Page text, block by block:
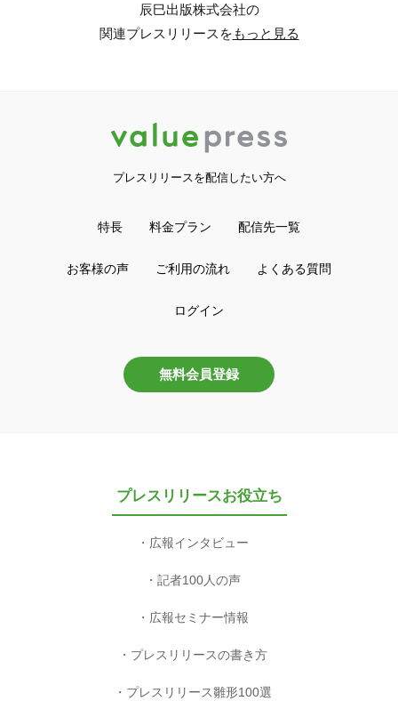
辰巳出版株式会社の
関連プレスリリースをもっと見る
プレスリリースを配信したい方へ
特長 料金プラン 配信先一覧
お客様の声 ご利用の流れ よくある質問
ログイン
無料会員登録
プレスリリースお役立ち
広報インタビュー
記者100人の声
広報セミナー情報
プレスリリースの書き方
プレスリリース雛形100選